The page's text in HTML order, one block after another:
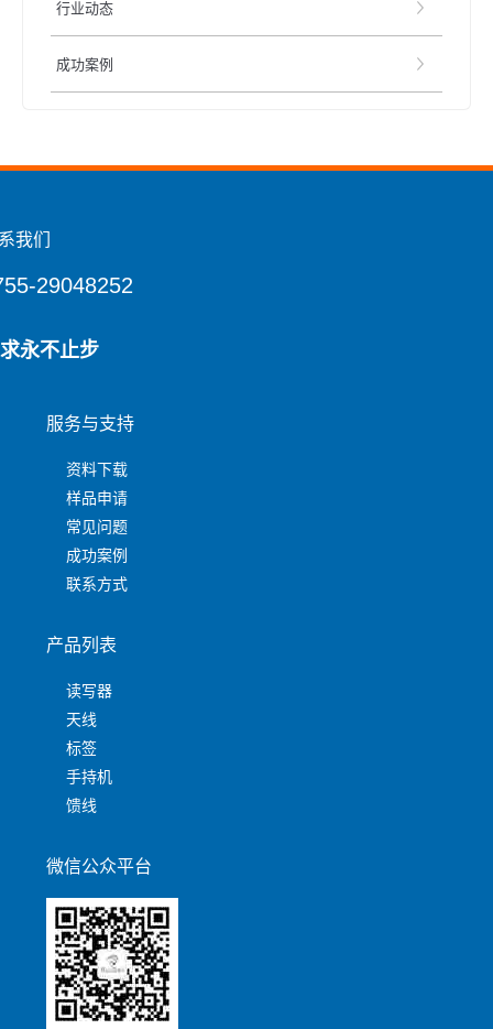
行业动态
成功案例
我们
29048252
永不止步
服务与支持
资料下载
样品申请
常见问题
成功案例
联系方式
产品列表
读写器
天线
标签
手持机
馈线
微信公众平台